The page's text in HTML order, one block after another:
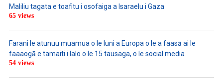
Maliliu tagata e toafitu i osofaiga a Isaraelu i Gaza
65 views
Farani le atunuu muamua o le Iuni a Europa o le a faasā ai le
faaaogā e tamaiti i lalo o le 15 tausaga, o le social media
54 views